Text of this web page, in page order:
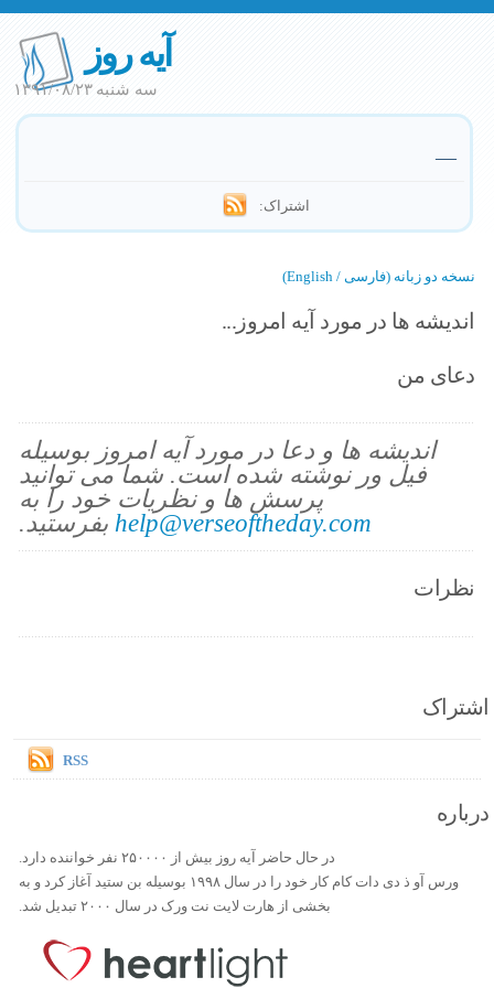
آیه روز
سه شنبه ۱۳۹۱/۰۸/۲۳
—
اشتراک:
نسخه دو زبانه (فارسی / English)
اندیشه ها در مورد آیه امروز...
دعای من
اندیشه ها و دعا در مورد آیه امروز بوسیله
فیل ور نوشته شده است. شما می توانید
پرسش ها و نظریات خود را به
help@verseoftheday.com بفرستید.
نظرات
اشتراک
RSS
درباره
در حال حاضر آیه روز بیش از ۲۵۰۰۰۰ نفر خواننده دارد.
ورس آو ذ دی دات کام کار خود را در سال ۱۹۹۸ بوسیله بن ستید آغاز کرد و به
بخشی از هارت لایت نت ورک در سال ۲۰۰۰ تبدیل شد.